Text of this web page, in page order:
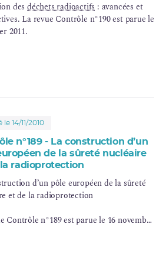
des déchets radioactifs : avancées et
La revue Contrôle n°190 est parue le
2011.
le 14/11/2010
n°189 - La construction d’un
de la sûreté nucléaire
radioprotection
d’un pôle européen de la sûreté
et de la radioprotection
Contrôle n°189 est parue le 16 novembre